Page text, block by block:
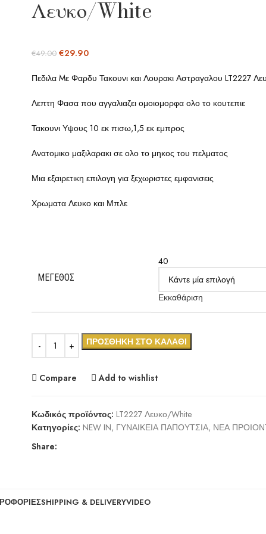
Λευκο/White
€49.00 €29.90
Πεδιλα Mε Φαρδυ Τακουνι και Λουρακι Αστραγαλου LT2227
Λεπτη Φασα που αγγαλιαζει ομοιομορφα ολο το κουτεπιε
Τακουνι Υψους 10 εκ πισω,1,5 εκ εμπρος
Ανατομικο μαξιλαρακι σε ολο το μηκος του πελματος
Μια εξαιρετικη επιλογη για ξεχωριστες εμφανισεις
Χρωματα Λευκο και Μπλε
ΜΈΓΕΘΟΣ
40
Εκκαθάριση
ΠΡΟΣΘΉΚΗ ΣΤΟ ΚΑΛΆΘΙ
Compare Add to wishlist
Κωδικός προϊόντος: LT2227 Λευκο/White
Κατηγορίες: NEW IN, ΓΥΝΑΙΚΕΙΑ ΠΑΠΟΥΤΣΙΑ, ΝΕΑ
Share:
SHIPPING & DELIVERYVIDEO